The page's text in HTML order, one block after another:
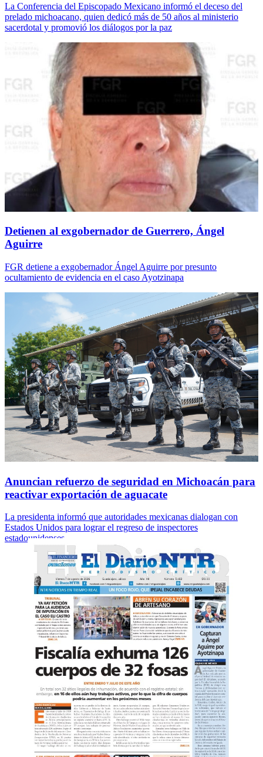
La Conferencia del Episcopado Mexicano informó el deceso del
prelado michoacano, quien dedicó más de 50 años al ministerio
sacerdotal y promovió los diálogos por la paz
Detienen al exgobernador de Guerrero, Ángel
Aguirre
FGR detiene a exgobernador Ángel Aguirre por presunto
ocultamiento de evidencia en el caso Ayotzinapa
Anuncian refuerzo de seguridad en Michoacán para
reactivar exportación de aguacate
La presidenta informó que autoridades mexicanas dialogan con
Estados Unidos para lograr el regreso de inspectores
estadounidenses